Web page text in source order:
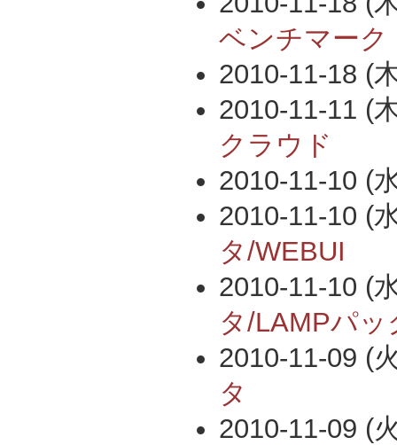
ベンチマーク
2010-11-18 (
2010-11-11 (
クラウド
2010-11-10 (
2010-11-10 (
タ/WEBUI
2010-11-10 (
タ/LAMPパッ
2010-11-09 (
タ
2010-11-09 (